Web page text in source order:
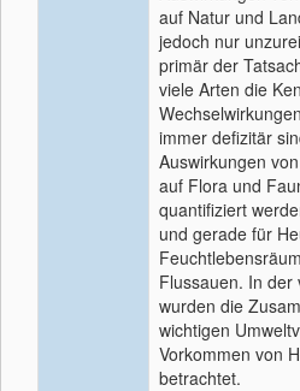
auf Natur und
jedoch nur
primär der
viele Arten die
immer defizitär
Auswirkungen
auf Flora und
quantifiziert
und gerade für
Flussauen. In der
wurden die
wichtigen
Vorkommen von
betrachtet.